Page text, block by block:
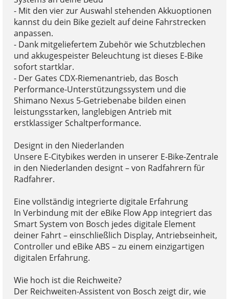
- Mit den vier zur Auswahl stehenden Akkuoptionen
kannst du dein Bike gezielt auf deine Fahrstrecken
anpassen.
- Dank mitgeliefertem Zubehör wie Schutzblechen
und akkugespeister Beleuchtung ist dieses E-Bike
sofort startklar.
- Der Gates CDX-Riemenantrieb, das Bosch
Performance-Unterstützungssystem und die
Shimano Nexus 5-Getriebenabe bilden einen
leistungsstarken, langlebigen Antrieb mit
erstklassiger Schaltperformance.
Designt in den Niederlanden
Unsere E-Citybikes werden in unserer E-Bike-Zentrale
in den Niederlanden designt – von Radfahrern für
Radfahrer.
Eine vollständig integrierte digitale Erfahrung
In Verbindung mit der eBike Flow App integriert das
Smart System von Bosch jedes digitale Element
deiner Fahrt – einschließlich Display, Antriebseinheit,
Controller und eBike ABS – zu einem einzigartigen
digitalen Erfahrung.
Wie hoch ist die Reichweite?
Der Reichweiten-Assistent von Bosch zeigt dir, wie